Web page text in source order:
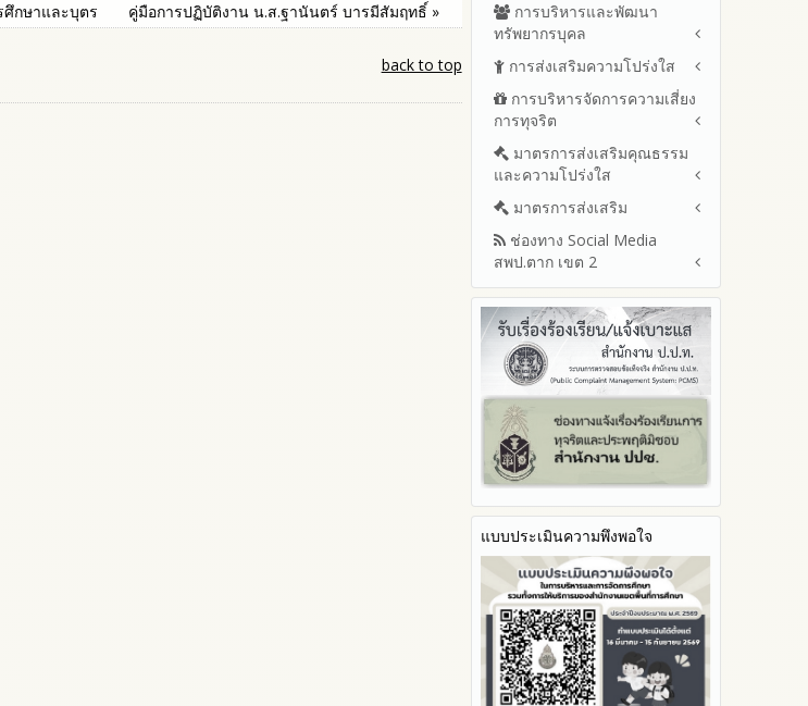
ศึกษาและบุตร คู่มือการปฏิบัติงาน น.ส.ฐานันตร์ บารมีสัมฤทธิ์ »
back to top
สรุปผลการจัดซื้อจัดจ้างหรือการ
จัดหาพัสดุรายเดือน ประจำ
ปีงบประมาณ พ.ศ.2569 (แบบ
สขร.1)
รายงานสรุปผลการจัดซื้อจัดจ้าง
หรือการจัดหาพัสดุของสำนักงาน
เขตพื้นที่การศึกษา ประจำ
ปีงบประมาณ พ.ศ. 2568
การบริหารและพัฒนา
ทรัพยากรบุคล
หลักเกณฑ์และแผนการบริหาร
และพัฒนาทรัพยากรบุคลล ประจำ
ปีงบประมาณ พ.ศ.2569
พัฒนาทรัพยากรบุคคลประจำ
ปีงบประมาณ
ประมวลจริยธรรมและการขับ
เคลื่อนจริยธรรม
การส่งเสริมความโปร่งใส
แนวปฏิบัติการจัดการเรื่องร้อง
เรียนการทุจริตและประพฤติมิชอบ
ช่องทางแจ้งเรื่องร้องเรียนการ
ทุจริตและประพฤติมิชอบ
ข้อมูลสถิติเรื่องร้องเรียนการ
ทุจริตและประพฤติมิชอบ ประจำ
ปีงบประมาณ
การเปิดโอกาสให้มีส่วนร่วมใน
การดำเนินงานปีงบประมาณ
การบริหารจัดการความเสี่ยง
การทุจริต
การขับเคลื่อนนโยบาย No Gift
Policy จากการปฏิบัติหน้าที่และ
การเสริมสร้างรู้เกี่ยวกับหลักเกณฑ์
การรับทรัพย์สินหรือประโยชน์อื่น
ใดโดยธรรมจรรยาของเจ้า
พนักงานของรัฐ
การประเมินความเสี่ยงการทุจริต
ในสำนักงานเขตพื้นที่การศึกษา
ประจำปีงบประมาณ
รายงานผลการดำเนินการตาม
แผนบริหารจัดการความเสี่ยงการ
ทุจริตของสำนักงานเขตพื้นที่การ
ศึกษา ประจำงบประมาณ
มาตรการส่งเสริมคุณธรรม
และความโปร่งใส
แผนปฏิบัติการป้องกันการทุจริต
ประจำปีงบประมาณ
2569
2568
2567
2566
2565
2564
รายงานผลการดำเนินการ
ป้องกันการทุจริตประจำปี
2568
2567
2566
2565
2564
2563
รายงานการกำกับติดตาม
มาตรการส่งเสริมคุณธรรมและ
ความโปร่งใสภายใน สพท.
การนำผลการประเมิน ITA ไปสู่
มาตรการส่งเสริม
มาตรการเผยแพร่ข้อมูลต่อ
สาธารณะ
มาตรการส่งเสริมความโปร่งใสใน
การจัดซื้อจัดจ้าง
มาตราการจัดการเรื่องร้องเรียน
การทุจริต
มาตรการป้องกันการรับสินบน
มาตรการป้องกันการขัดกัน
ระหว่างผลประโยชน์ส่วนตนกับ
ส่วนรวม
มาตรการตรวจสอบการใช้ดุลพินิจ
มาตราการให้ผู้มีส่วนได้ส่วนเสียมี
ส่วนร่วม
ช่องทาง Social Media
สพป.ตาก เขต 2
Q&A / ชมเชย / เสนอแนะ
Facebook เพจ สพป.ตาก 2
Youtube ช่อง สพป.ตาก เขต 2
Youtube เรื่องเล่าข่าวตาก 2
แบบประเมินความพึงพอใจ